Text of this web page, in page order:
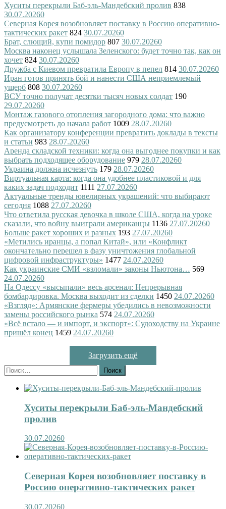
Хуситы перекрыли Баб-эль-Мандебский пролив 838
30.07.20260
Северная Корея возобновляет поставку в Россию оперативно-
тактических ракет 824 30.07.20260
Брат, слющий, купи помидор 807 30.07.20260
Москва наконец услышала Зеленского: будет точно так, как он
хочет 824 30.07.20260
Дружба с Киевом превратила Европу в пепел 814 30.07.20260
Иран готов принять бой и нанести США неприемлемый
ущерб 808 30.07.20260
ВСУ точно получат десятки тысяч новых солдат 190
29.07.20260
Монтаж газового отопления загородного дома: что важно
предусмотреть до начала работ 1009 28.07.20260
Как организатору конференции превратить доклады в тексты
и статьи 983 28.07.20260
Аренда складской техники: когда она выгоднее покупки и как
выбрать подходящее оборудование 979 28.07.20260
Украина должна исчезнуть 179 28.07.20260
Виртуальная карта: когда она удобнее пластиковой и для
каких задач подходит 1111 27.07.20260
Актуальные тренды ювелирных украшений: что выбирают
сегодня 1088 27.07.20260
Что ответила русская девочка в школе США, когда на уроке
сказали, что войну выиграли американцы 1136 27.07.20260
Больше ракет хороших и разных 193 27.07.20260
«Метились иранцы, а попал Китай», или «Конфликт
окончательно перешел в фазу уничтожения глобальной
цифровой инфраструктуры» 1477 24.07.20260
Как украинские СМИ «взломали» законы Ньютона… 569
24.07.20260
На Одессу «высыпали» весь арсенал: Непрерывная
бомбардировка. Москва выходит из сделки 1450 24.07.20260
«Взгляд»: Армянские фермеры убедились в невозможности
замены российского рынка 574 24.07.20260
«Всё встало — и импорт, и экспорт»: Судоходству на Украине
пришёл конец 1459 24.07.20260
Загрузить ещё
Найти:
Хуситы перекрыли Баб-эль-Мандебский
пролив
30.07.20260
Северная Корея возобновляет поставку в
Россию оперативно-тактических ракет
30.07.20260